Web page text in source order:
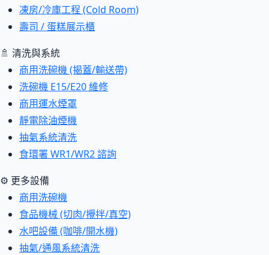
凍房/冷庫工程 (Cold Room)
壽司 / 蛋糕展示櫃
🚿 清洗與系統
商用洗碗機 (揭蓋/輸送帶)
洗碗機 E15/E20 維修
商用運水煙罩
靜電除油煙機
抽氣系統清洗
食環署 WR1/WR2 諮詢
⚙ 更多設備
商用洗碗機
食品機械 (切肉/攪拌/真空)
水吧設備 (咖啡/開水機)
抽氣/通風系統清洗